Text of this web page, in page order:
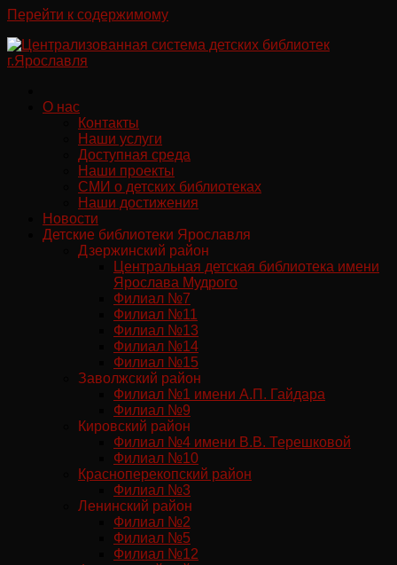
Перейти к содержимому
О нас
Контакты
Наши услуги
Доступная среда
Наши проекты
СМИ о детских библиотеках
Наши достижения
Новости
Детские библиотеки Ярославля
Дзержинский район
Центральная детская библиотека имени
Ярослава Мудрого
Филиал №7
Филиал №11
Филиал №13
Филиал №14
Филиал №15
Заволжский район
Филиал №1 имени А.П. Гайдара
Филиал №9
Кировский район
Филиал №4 имени В.В. Терешковой
Филиал №10
Красноперекопский район
Филиал №3
Ленинский район
Филиал №2
Филиал №5
Филиал №12